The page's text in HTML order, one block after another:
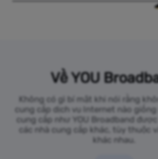
Về YOU
Không có gì bí mật khi nói rằng
cung cấp dịch vụ Internet nào giống
cung cấp như YOU Broadband
các nhà cung cấp khác, tùy thuộc
khác nhau.